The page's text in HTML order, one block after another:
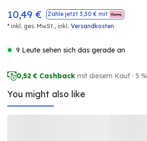
10,49 € Zahle jetzt 3,50 € mit
* inkl. ges. MwSt., inkl. Versandkosten
9 Leute sehen sich das gerade an
0,52 € Cashback mit diesem Kauf · 5 %
You might also like